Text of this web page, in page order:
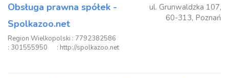
Obsługa prawna spółek -
Spolkazoo.net
Region Wielkopolski : 7792382586
: 301555950
: http://spolkazoo.net
ul. Grunwaldzka 107,
60-313, Poznań